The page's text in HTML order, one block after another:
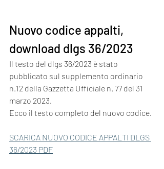
Nuovo codice appalti,
download dlgs 36/2023
Il testo del dlgs 36/2023 è stato
pubblicato sul supplemento ordinario
n.12 della Gazzetta Ufficiale n. 77 del 31
marzo 2023.
Ecco il testo completo del nuovo codice.
SCARICA NUOVO CODICE APPALTI DLGS
36/2023 PDF